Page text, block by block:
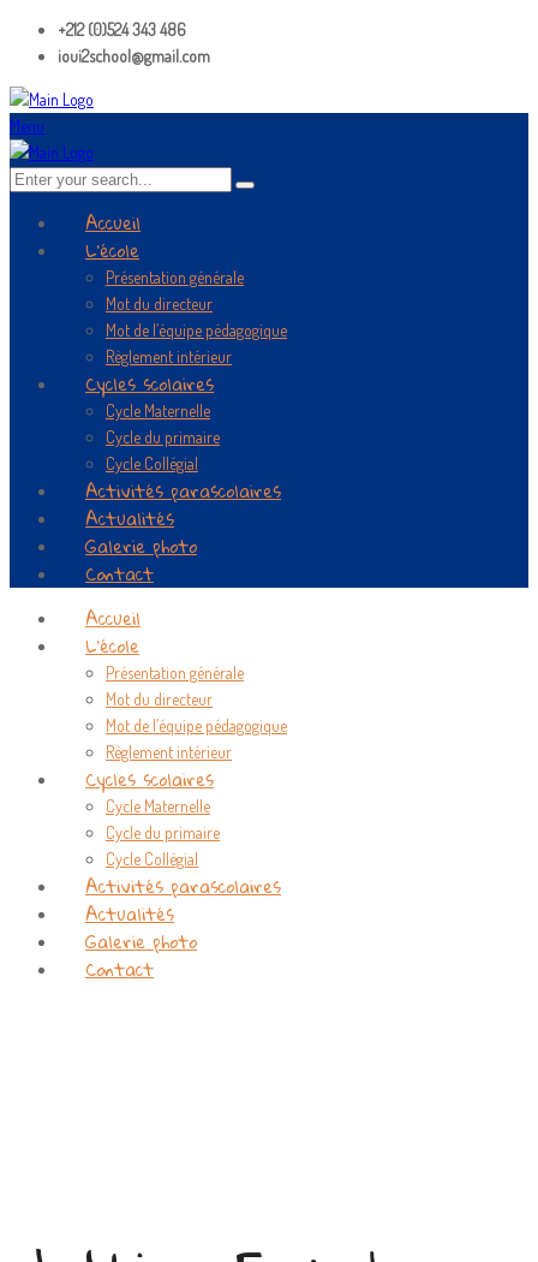
+212 (0)524 343 486
ioui2school@gmail.com
Menu
Accueil
L’école
Présentation générale
Mot du directeur
Mot de l’équipe pédagogique
Règlement intérieur
Cycles scolaires
Cycle Maternelle
Cycle du primaire
Cycle Collégial
Activités parascolaires
Actualités
Galerie photo
Contact
Accueil
L’école
Présentation générale
Mot du directeur
Mot de l’équipe pédagogique
Règlement intérieur
Cycles scolaires
Cycle Maternelle
Cycle du primaire
Cycle Collégial
Activités parascolaires
Actualités
Galerie photo
Contact